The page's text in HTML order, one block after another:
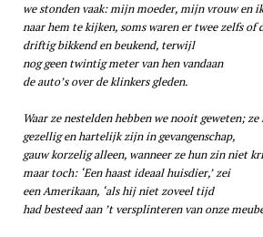
we stonden vaak: mijn moeder, mijn vrouw en
naar hem te kijken, soms waren er twee zelfs of
driftig bikkend en beukend, terwijl
nog geen twintig meter van hen vandaan
de auto’s over de klinkers gleden.
Waar ze nestelden hebben we nooit geweten; ze
gezellig en hartelijk zijn in gevangenschap,
gauw korzelig alleen, wanneer ze hun zin niet
maar toch: ‘Een haast ideaal huisdier,’ zei
een Amerikaan, ‘als hij niet zoveel tijd
had besteed aan ’t versplinteren van onze